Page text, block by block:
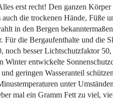
erst recht! Den ganzen
die trockenen Hände, Füße
in den Bergen
die Bergaufenthalte und die
noch besser Lichtschutzfaktor
Winter entwickelte
geringen Wasseranteil
unter
mal ein Gramm Fett zu viel,